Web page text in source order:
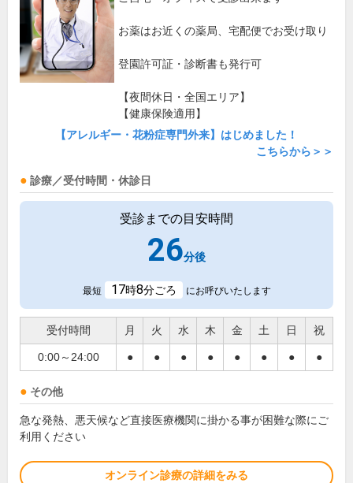
お薬はお近くの薬局、宅配便でお受け取り
登園許可証・診断書も発行可
【夜間休日・全国エリア】
【健康保険適用】
【アレルギー・花粉症専門外来】はじめました！
こちらから＞＞
診療／受付時間・休診日
受診までの目安時間
26分後
最短 17時8分ごろ にお呼びいたします
受付時間 月 火 水 木 金 土 日 祝
0:00～24:00 ● ● ● ● ● ● ● ●
その他
急な発熱、悪天候など直接医療機関に掛かる事が困難な際にご
利用ください
オンライン診療の詳細をみる